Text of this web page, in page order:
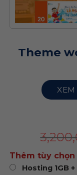
Theme
XEM
Thêm tùy chọn
Hosting 1GB